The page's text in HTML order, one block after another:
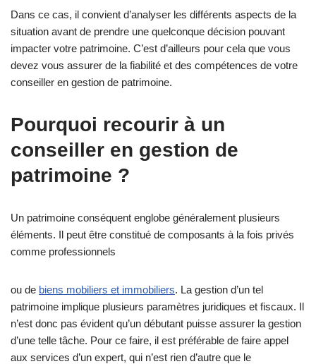
Dans ce cas, il convient d’analyser les différents aspects de la
situation avant de prendre une quelconque décision pouvant
impacter votre patrimoine. C’est d’ailleurs pour cela que vous
devez vous assurer de la fiabilité et des compétences de votre
conseiller en gestion de patrimoine.
Pourquoi recourir à un
conseiller en gestion de
patrimoine ?
Un patrimoine conséquent englobe généralement plusieurs
éléments. Il peut être constitué de composants à la fois privés
comme professionnels
ou de biens mobiliers et immobiliers. La gestion d’un tel
patrimoine implique plusieurs paramètres juridiques et fiscaux. Il
n’est donc pas évident qu’un débutant puisse assurer la gestion
d’une telle tâche. Pour ce faire, il est préférable de faire appel
aux services d’un expert, qui n’est rien d’autre que le